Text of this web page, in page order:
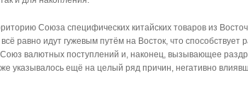
Союза специфических китайских товаров из
равно идут гужевым путём на Восток, что способствует
валютных поступлений и, наконец, вызывающее
указывалось ещё на целый ряд причин, негативно